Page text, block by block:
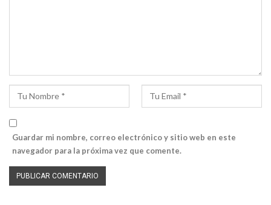
Guardar mi nombre, correo electrónico y sitio web en este
navegador para la próxima vez que comente.